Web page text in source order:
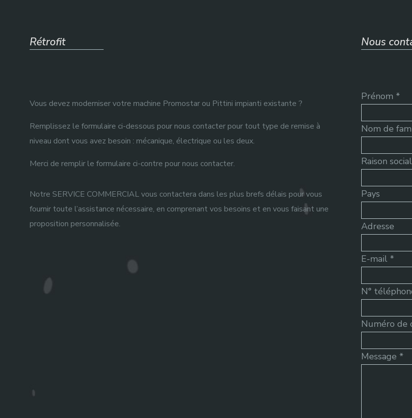
Rétrofit
Vous devez moderniser votre machine Promostar ou Pittini impianti existante ?
Remplissez le formulaire ci-dessous pour nous contacter pour tout type de remise à
niveau dont vous avez besoin : mécanique, électrique ou les deux.
Merci de remplir le formulaire ci-contre pour nous contacter.
Notre SERVICE COMMERCIAL vous contactera dans les plus brefs délais pour vous
fournir toute l’assistance nécessaire, en comprenant vos besoins et en vous faisant une
proposition personnalisée.
Nous
Prénom *
Nom de
Raison
Pays
Adresse
E-mail *
N°
Numéro de
Message *